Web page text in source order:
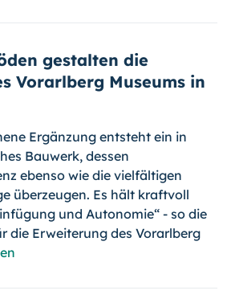
gestalten die
Vorarlberg Museums in
Ergänzung entsteht ein in
Bauwerk, dessen
ebenso wie die vielfäl­tigen
überzeugen. Es hält kraftvoll
und Autonomie“ - so die
die Erweiterung des Vorarlberg